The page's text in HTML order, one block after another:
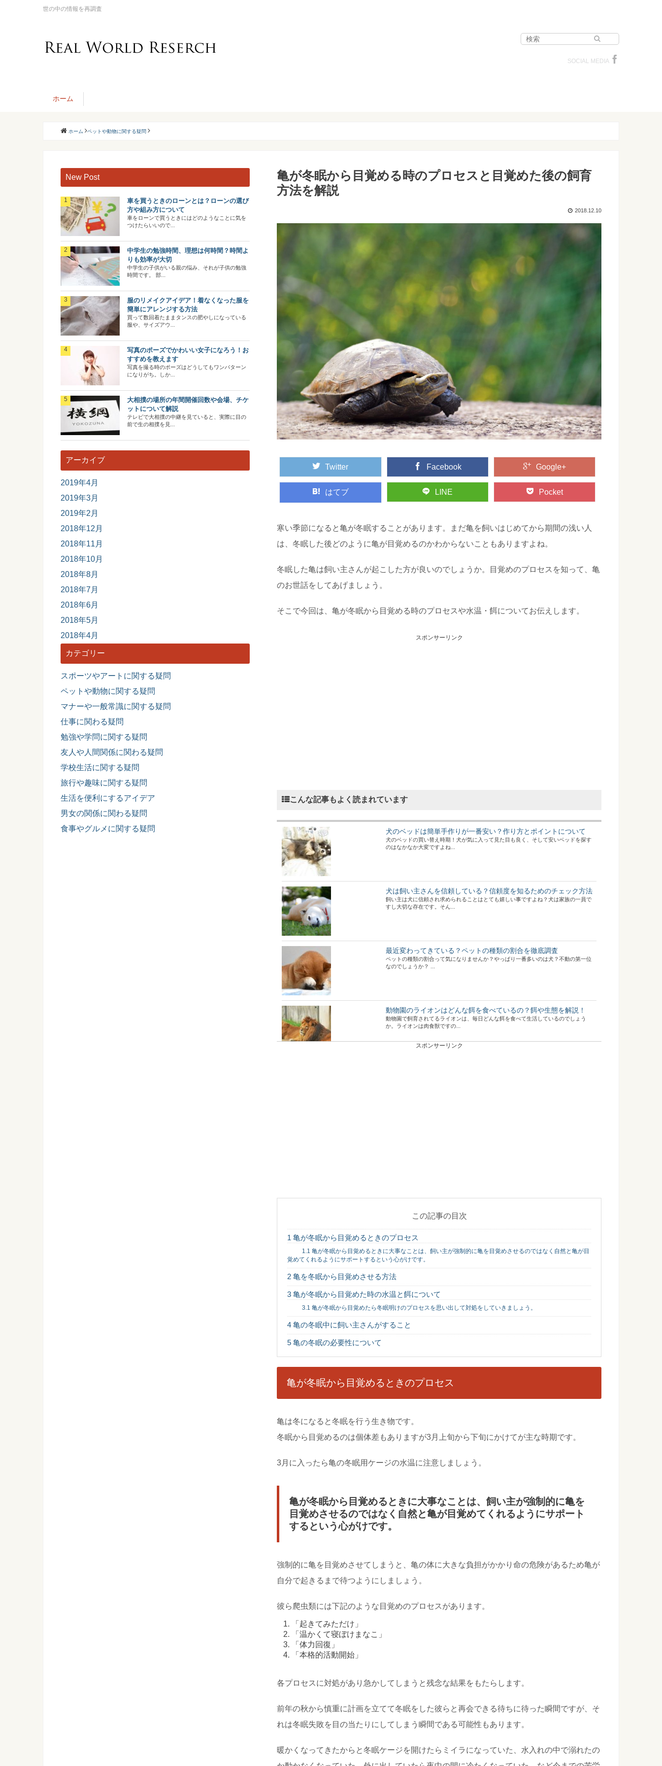
世の中の情報を再調査
SOCIAL MEDIA
ホーム
ホーム ペットや動物に関する疑問
亀が冬眠から目覚める時のプロセスと目覚めた後の飼育
方法を解説
2018.12.10
Twitter Facebook Google+
はてブ LINE Pocket
寒い季節になると亀が冬眠することがあります。まだ亀を飼いはじめてから期間の浅い人
は、冬眠した後どのように亀が目覚めるのかわからないこともありますよね。
冬眠した亀は飼い主さんが起こした方が良いのでしょうか。目覚めのプロセスを知って、亀
のお世話をしてあげましょう。
そこで今回は、亀が冬眠から目覚める時のプロセスや水温・餌についてお伝えします。
スポンサーリンク
こんな記事もよく読まれています
犬のベッドは簡単手作りが一番安い？作り方とポイントについて
犬のベッドの買い替え時期！犬が気に入って見た目も良く、そして安いベッドを探す
のはなかなか大変ですよね...
犬は飼い主さんを信頼している？信頼度を知るためのチェック方法
飼い主は犬に信頼され求められることはとても嬉しい事ですよね？犬は家族の一員で
すし大切な存在です。そん...
最近変わってきている？ペットの種類の割合を徹底調査
ペットの種類の割合って気になりませんか？やっぱり一番多いのは犬？不動の第一位
なのでしょうか？ ...
動物園のライオンはどんな餌を食べているの？餌や生態を解説！
動物園で飼育されてるライオンは、毎日どんな餌を食べて生活しているのでしょう
か。ライオンは肉食獣ですの...
猫の中でもあまり鳴かない猫の種類もあるそうです。マンションなどで飼うのであれ
金魚の酸素不足をストローで回避できるかを調査！水と酸素は大切
夏になると、お祭りなどで金魚すくいをする人もいますよね。 上手にGETできても、
子猫へ先住猫からの威嚇がある時の対処法と多頭飼いの注意点
猫好きで今飼っている猫の他にも、新たに子猫を迎えたいという方もいるでしょう。
そこで気をつけたいの...
フェレットのご飯は何で代用できる？フェレットの食事の代用品
フェレット用のご飯がない時や手に入りにくい時、代用できるものがないか知りたい
と思うこともありますよね...
犬の点耳薬の上手なやり方とは？嫌がるときの対処方法
犬の点耳薬のやり方はご存知ですか？点耳薬を嫌がる犬は少なくないので手こずる方
まだ生まれたばかりの野良の子猫を見かけると、かわいそうになって捕獲して自分で
育ててあげたいと思ってし...
高さ設を間違えてしまうと...
虫が怖い！虫に対して恐怖心を抱く心理とその克服法について
と思います。 自宅...
スポンサーリンク
この記事の目次
1 亀が冬眠から目覚めるときのプロセス
1.1 亀が冬眠から目覚めるときに大事なことは、飼い主が強制的に亀を目覚めさせるのではなく自然と亀が目
覚めてくれるようにサポートするという心がけです。
2 亀を冬眠から目覚めさせる方法
3 亀が冬眠から目覚めた時の水温と餌について
3.1 亀が冬眠から目覚めたら冬眠明けのプロセスを思い出して対処をしていきましょう。
4 亀の冬眠中に飼い主さんがすること
5 亀の冬眠の必要性について
亀が冬眠から目覚めるときのプロセス
亀は冬になると冬眠を行う生き物です。
冬眠から目覚めるのは個体差もありますが3月上旬から下旬にかけてが主な時期です。
3月に入ったら亀の冬眠用ケージの水温に注意しましょう。
亀が冬眠から目覚めるときに大事なことは、飼い主が強制的に亀を
目覚めさせるのではなく自然と亀が目覚めてくれるようにサポート
するという心がけです。
強制的に亀を目覚めさせてしまうと、亀の体に大きな負担がかかり命の危険があるため亀が
自分で起きるまで待つようにしましょう。
彼ら爬虫類には下記のような目覚めのプロセスがあります。
「起きてみただけ」
「温かくて寝ぼけまなこ」
「体力回復」
「本格的活動開始」
各プロセスに対処があり急かしてしまうと残念な結果をもたらします。
前年の秋から慎重に計画を立てて冬眠をした彼らと再会できる待ちに待った瞬間ですが、そ
れは冬眠失敗を目の当たりにしてしまう瞬間である可能性もあります。
暖かくなってきたからと冬眠ケージを開けたらミイラになっていた、水入れの中で溺れたの
New Post
車を買うときのローンとは？ローンの選び
方や組み方について
車をローンで買うときにはどのようなことに気を
つけたらいいので...
中学生の勉強時間、理想は何時間？時間よ
りも効率が大切
中学生の子供がいる親の悩み、それが子供の勉強
時間です。 部...
服のリメイクアイデア！着なくなった服を
簡単にアレンジする方法
買って数回着たままタンスの肥やしになっている
服や、サイズアウ...
写真のポーズでかわいい女子になろう！お
すすめを教えます
写真を撮る時のポーズはどうしてもワンパターン
になりがち。しか...
大相撲の場所の年間開催回数や会場、チケ
ットについて解説
テレビで大相撲の中継を見ていると、実際に目の
前で生の相撲を見...
アーカイブ
2019年4月
2019年3月
2019年2月
2018年12月
2018年11月
2018年10月
2018年8月
2018年7月
2018年6月
2018年5月
2018年4月
カテゴリー
スポーツやアートに関する疑問
ペットや動物に関する疑問
マナーや一般常識に関する疑問
仕事に関わる疑問
勉強や学問に関する疑問
友人や人間関係に関わる疑問
学校生活に関する疑問
旅行や趣味に関する疑問
生活を便利にするアイデア
男女の関係に関わる疑問
食事やグルメに関する疑問